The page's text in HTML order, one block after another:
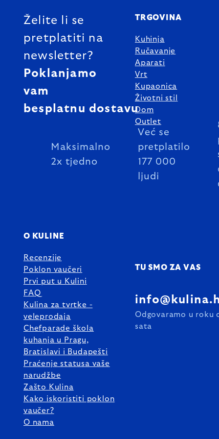
Želite li se
pretplatiti na
newsletter?
Poklanjamo
vam
besplatnu dostavu
Maksimalno
2x tjedno
Već se
pretplatilo
177 000
ljudi
TRGOVINA
Kuhinja
Ručavanje
Aparati
Vrt
Kupaonica
Životni stil
Dom
Outlet
O KULINE
Recenzije
Poklon vaučeri
Prvi put u Kulini
FAQ
Kulina za tvrtke -
veleprodaja
Chefparade škola
kuhanja u Pragu,
Bratislavi i Budapešti
Praćenje statusa vaše
narudžbe
Zašto Kulina
Kako iskoristiti poklon
vaučer?
O nama
TU SMO ZA VAS
Odgovaramo u roku
sata